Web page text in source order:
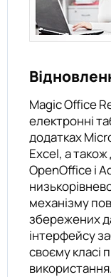
Magic Office
електронні
додатках
Excel, а
OpenOffice і
механізму
збережених
інтерфейсу
своєму класі
використання.